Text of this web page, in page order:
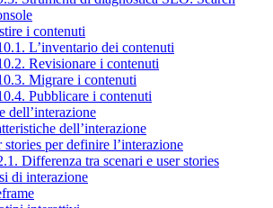
i contenuti
L’inventario dei contenuti
Revisionare i contenuti
Migrare i contenuti
Pubblicare i contenuti
dell’interazione
dell’interazione
stories per definire l’interazione
Differenza tra scenari e user stories
di interazione